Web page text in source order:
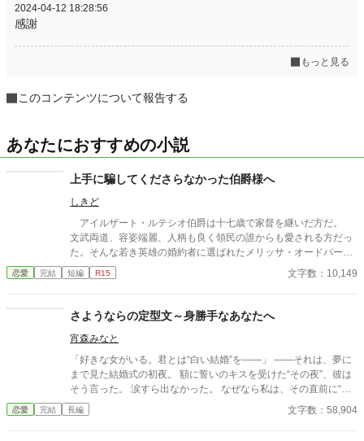
2024-04-12 18:28:56
感謝
もっと見る
このコンテンツについて報告する
あなたにおすすめの小説
上手に騙してくださらなかった伯爵様へ
しきど
アイルザート・ルテシオ伯爵は十七歳で家督を継いだ方だ。
文武両道、容姿端麗、人柄も良く領民の誰からも愛される方だっ
た。そんな若き英雄の婚約者に選ばれたメリッサ・オードバーン
子爵令嬢は、自身を果報者と信じて疑っていなかった。 彼が屋
敷のメイドと関係を持っていると知る事になる、その時までは。
るつもりだった。分かっていてそれでも、許せなかった。 メリ
ッサにとってアイルザートは、本心から愛した人だったから。
恋愛 完結 短編 R15 文字数：10,149
さようならの定型文～身勝手なあなたへ
宵森みなと
「好きな女がいる。君とは“白い結婚”を——」 ――それは、夢に
まで見た結婚式の初夜。 額に誓いのキスを受けた“その夜”、彼は
そう言った。 涙すら出なかった。 なぜなら私は、その直前に“前
世の記憶”を思い出したから。 ……よりによって、元・男の人生
を。 夫には白い結婚宣言、恋も砕け、初夜で絶望と救済で、目覚
恋愛 完結 長編 文字数：58,904